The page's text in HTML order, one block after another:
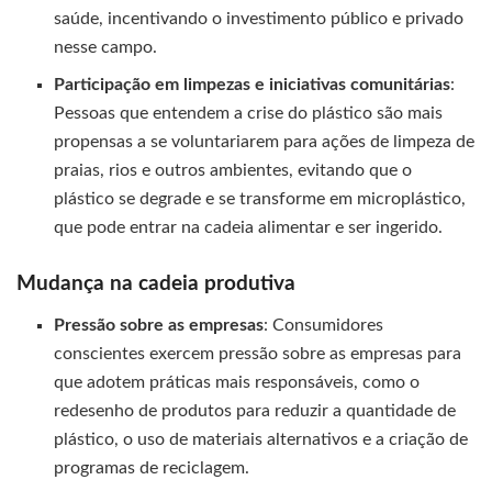
saúde, incentivando o investimento público e privado
nesse campo.
Participação em limpezas e iniciativas comunitárias:
Pessoas que entendem a crise do plástico são mais
propensas a se voluntariarem para ações de limpeza de
praias, rios e outros ambientes, evitando que o
plástico se degrade e se transforme em microplástico,
que pode entrar na cadeia alimentar e ser ingerido.
Mudança na cadeia produtiva
Pressão sobre as empresas: Consumidores
conscientes exercem pressão sobre as empresas para
que adotem práticas mais responsáveis, como o
redesenho de produtos para reduzir a quantidade de
plástico, o uso de materiais alternativos e a criação de
programas de reciclagem.